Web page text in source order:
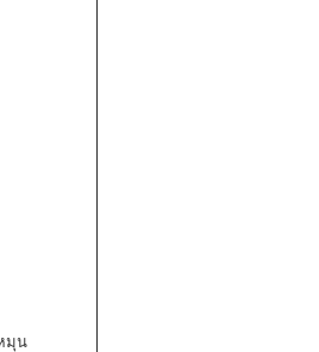
มุน